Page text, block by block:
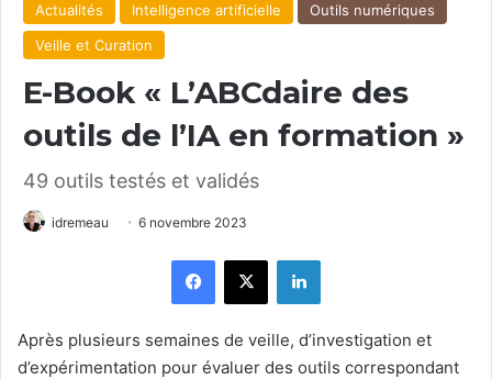
Actualités Intelligence artificielle
Outils numériques
Veille et Curation
E-Book « L’ABCdaire des
outils de l’IA en formation »
49 outils testés et validés
idremeau 6 novembre 2023
Facebook
X Linkedin
Après plusieurs semaines de veille, d’investigation et
d’expérimentation pour évaluer des outils correspondant